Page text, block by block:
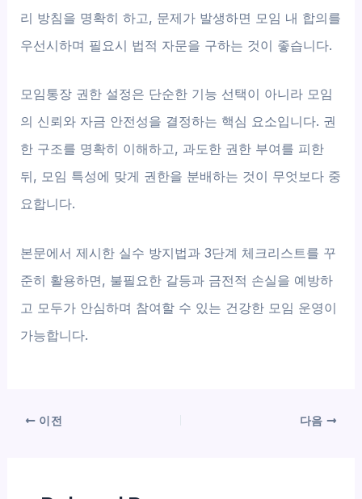
리 방침을 명확히 하고, 문제가 발생하면 모임 내 합의를
우선시하며 필요시 법적 자문을 구하는 것이 좋습니다.
모임통장 권한 설정은 단순한 기능 선택이 아니라 모임
의 신뢰와 자금 안전성을 결정하는 핵심 요소입니다. 권
한 구조를 명확히 이해하고, 과도한 권한 부여를 피한
뒤, 모임 특성에 맞게 권한을 분배하는 것이 무엇보다 중
요합니다.
본문에서 제시한 실수 방지법과 3단계 체크리스트를 꾸
준히 활용하면, 불필요한 갈등과 금전적 손실을 예방하
고 모두가 안심하며 참여할 수 있는 건강한 모임 운영이
가능합니다.
이전 다음